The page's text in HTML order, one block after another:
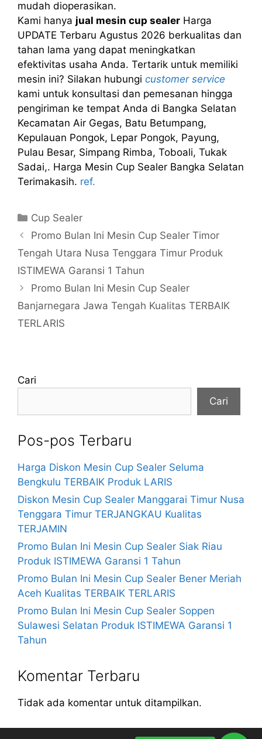
mudah dioperasikan.
Kami hanya jual mesin cup sealer Harga
UPDATE Terbaru Agustus 2026 berkualitas dan
tahan lama yang dapat meningkatkan
efektivitas usaha Anda. Tertarik untuk memiliki
mesin ini? Silakan hubungi customer service
kami untuk konsultasi dan pemesanan hingga
pengiriman ke tempat Anda di Bangka Selatan
Kecamatan Air Gegas, Batu Betumpang,
Kepulauan Pongok, Lepar Pongok, Payung,
Pulau Besar, Simpang Rimba, Toboali, Tukak
Sadai,. Harga Mesin Cup Sealer Bangka Selatan
Terimakasih. ref.
Kategori
Cup Sealer
Promo Bulan Ini Mesin Cup Sealer Timor
Tengah Utara Nusa Tenggara Timur Produk
ISTIMEWA Garansi 1 Tahun
Promo Bulan Ini Mesin Cup Sealer
Banjarnegara Jawa Tengah Kualitas TERBAIK
TERLARIS
Cari
Cari
Pos-pos Terbaru
Harga Diskon Mesin Cup Sealer Seluma
Bengkulu TERBAIK Produk LARIS
Diskon Mesin Cup Sealer Manggarai Timur Nusa
Tenggara Timur TERJANGKAU Kualitas
TERJAMIN
Promo Bulan Ini Mesin Cup Sealer Siak Riau
Produk ISTIMEWA Garansi 1 Tahun
Promo Bulan Ini Mesin Cup Sealer Bener Meriah
Aceh Kualitas TERBAIK TERLARIS
Promo Bulan Ini Mesin Cup Sealer Soppen
Sulawesi Selatan Produk ISTIMEWA Garansi 1
Tahun
Komentar Terbaru
Tidak ada komentar untuk ditampilkan.